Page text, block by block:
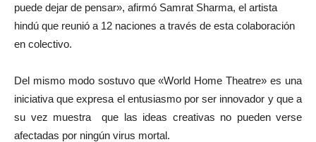
puede dejar de pensar», afirmó Samrat Sharma, el artista
hindú que reunió a 12 naciones a través de esta colaboración
en colectivo.
Del mismo modo sostuvo que «World Home Theatre» es una
iniciativa que expresa el entusiasmo por ser innovador y que a
su vez muestra que las ideas creativas no pueden verse
afectadas por ningún virus mortal.